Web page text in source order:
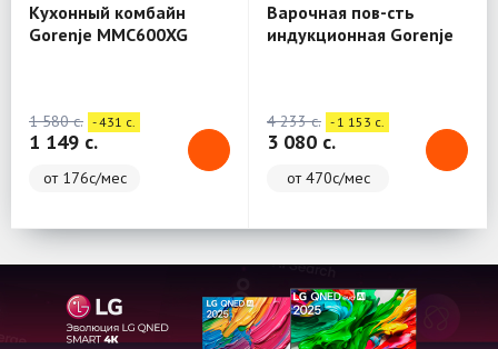
Кухонный комбайн
Gorenje MMC600XG
1 580 c. - 431 c.
1 149 c.
от 176с/мес
Варочная пов-сть
индукционная Gorenje
4 233 c. - 1 153 c.
3 080 c.
от 470с/мес